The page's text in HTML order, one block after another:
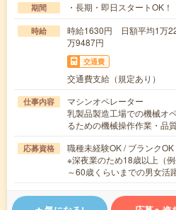
期間 ・長期・即日スタートOK！
時給
時給1630円 日額平均1万
万9487円
交通費
交通費支給（規定あり）
仕事内容
マシンオペレーター
乳製品製造工場での機械オ
るための機械操作作業・品
応募資格
職種未経験OK / ブランクOK
※深夜業のため18歳以上（
～60歳くらいまでの男女